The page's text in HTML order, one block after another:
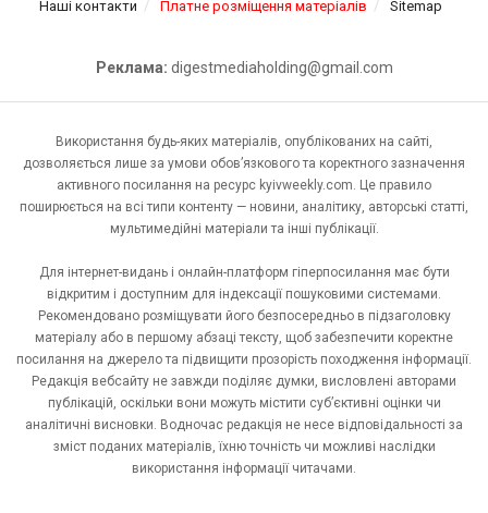
Наші контакти
Платне розміщення матеріалів Sitemap
Реклама: digestmediaholding@gmail.com
Використання будь-яких матеріалів, опублікованих на сайті,
дозволяється лише за умови обов’язкового та коректного зазначення
активного посилання на ресурс kyivweekly.com. Це правило
поширюється на всі типи контенту — новини, аналітику, авторські статті,
мультимедійні матеріали та інші публікації.
Для інтернет-видань і онлайн-платформ гіперпосилання має бути
відкритим і доступним для індексації пошуковими системами.
Рекомендовано розміщувати його безпосередньо в підзаголовку
матеріалу або в першому абзаці тексту, щоб забезпечити коректне
посилання на джерело та підвищити прозорість походження інформації.
Редакція вебсайту не завжди поділяє думки, висловлені авторами
публікацій, оскільки вони можуть містити суб’єктивні оцінки чи
аналітичні висновки. Водночас редакція не несе відповідальності за
зміст поданих матеріалів, їхню точність чи можливі наслідки
використання інформації читачами.